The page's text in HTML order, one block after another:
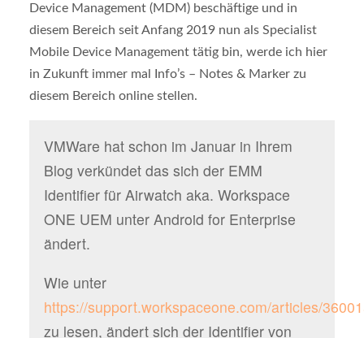
Device Management (MDM) beschäftige und in
diesem Bereich seit Anfang 2019 nun als Specialist
Mobile Device Management tätig bin, werde ich hier
in Zukunft immer mal Info’s – Notes & Marker zu
diesem Bereich online stellen.
VMWare hat schon im Januar in Ihrem
Blog verkündet das sich der EMM
Identifier für Airwatch aka. Workspace
ONE UEM unter Android for Enterprise
ändert.
Wie unter
https://support.workspaceone.com/articles/
zu lesen, ändert sich der Identifier von